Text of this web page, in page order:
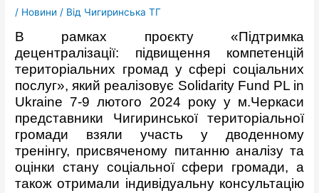
/ Новини / Від Чигиринська ТГ
В рамках проєкту «Підтримка
децентралізації: підвищення компетенцій
територіальних громад у сфері соціальних
послуг», який реалізовує Solidarity Fund PL in
Ukraine 7-9 лютого 2024 року у м.Черкаси
представники Чигиринської територіальної
громади взяли участь у дводенному
тренінгу, присвяченому питанню аналізу та
оцінки стану соціальної сфери громади, а
також отримали індивідуальну консультацію